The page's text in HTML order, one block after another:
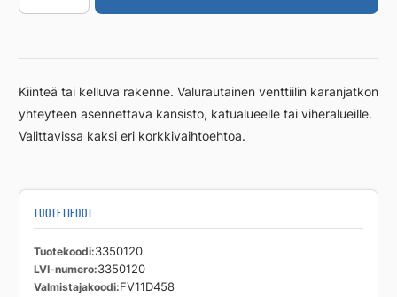
280/150
Kiinteä tai kelluva rakenne. Valurautainen venttiilin karanjatkon
yhteyteen asennettava kansisto, katualueelle tai viheralueille.
Valittavissa kaksi eri korkkivaihtoehtoa.
TUOTETIEDOT
Tuotekoodi 3350120
LVI-numero 3350120
Valmistajakoodi FV11D458